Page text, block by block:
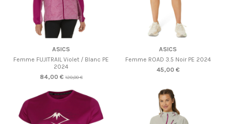
ASICS
Femme FUJITRAIL Violet / Blanc PE
2024
84,00 € 120,00 €
ASICS
Femme ROAD 3.5 Noir PE 2024
45,00 €